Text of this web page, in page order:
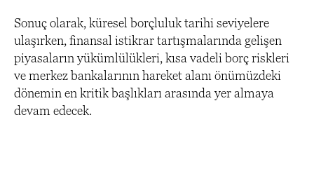
Sonuç olarak, küresel borçluluk tarihi seviyelere
ulaşırken, finansal istikrar tartışmalarında gelişen
piyasaların yükümlülükleri, kısa vadeli borç riskleri
ve merkez bankalarının hareket alanı önümüzdeki
dönemin en kritik başlıkları arasında yer almaya
devam edecek.